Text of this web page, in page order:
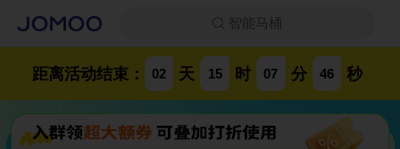
智能马桶
距离活动结束： 02 天 15 时 07 分 45 秒